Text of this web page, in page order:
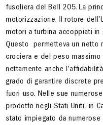
fusoliera del Bell 205. La
motorizzazione. Il rotore
motori a turbina accoppiati in
Questo
permetteva un netto
crociera e del peso massimo
nettamente anche
grado di garantire discrete
fuori uso. Nelle sue
prodotto negli Stati Uniti, in
stato impiegato da